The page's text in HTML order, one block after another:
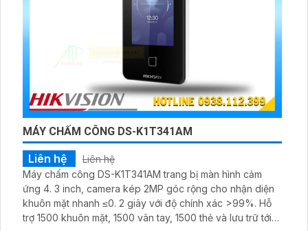
MÁY CHẤM CÔNG DS-K1T341AM
Liên hệ
Liên hệ
Máy chấm công DS-K1T341AM trang bị màn hình cảm
ứng 4. 3 inch, camera kép 2MP góc rộng cho nhận diện
khuôn mặt nhanh ≤0. 2 giây với độ chính xác >99%. Hỗ
trợ 1500 khuôn mặt, 1500 vân tay, 1500 thẻ và lưu trữ tới